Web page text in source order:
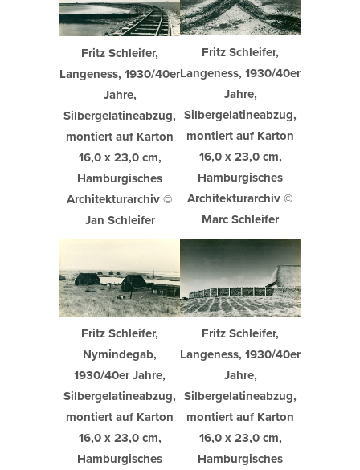
Fritz Schleifer,
Langeness, 1930/40er
Jahre,
Silbergelatineabzug,
montiert auf Karton
16,0 x 23,0 cm,
Hamburgisches
Architekturarchiv ©
Jan Schleifer
Fritz Schleifer,
Langeness, 1930/40er
Jahre,
Silbergelatineabzug,
montiert auf Karton
16,0 x 23,0 cm,
Hamburgisches
Architekturarchiv ©
Marc Schleifer
Fritz Schleifer,
Nymindegab,
1930/40er Jahre,
Silbergelatineabzug,
montiert auf Karton
16,0 x 23,0 cm,
Hamburgisches
Fritz Schleifer,
Langeness, 1930/40er
Jahre,
Silbergelatineabzug,
montiert auf Karton
16,0 x 23,0 cm,
Hamburgisches